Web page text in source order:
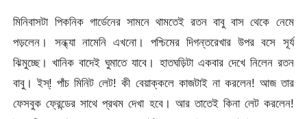
মিনিবাসটা পিকনিক গার্ডেনের সামনে থামতেই রতন বাবু বাস থেকে নেমে
পড়লেন। সন্ধ্যা নামেনি এখনো। পশ্চিমের দিগন্তরেখার উপর বসে সূর্য
ঝিমুচ্ছে। খানিক বাদেই ঘুমাতে যাবে। হাতঘড়িটা একবার দেখে নিলেন রতন
বাবু। ইস্! পাঁচ মিনিট লেট! কী বেয়াক্কলে কাজটাই না করলেন! আজ তার
ফেসবুক ফ্রেন্ডের সাথে প্রথম দেখা হবে। আর তাতেই কিনা লেট করলেন!